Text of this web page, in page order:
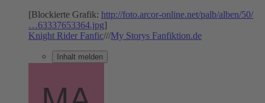
[Blockierte Grafik: http://foto.arcor-online.net/palb/alben/50/
…63337653364.jpg]
Knight Rider Fanfic///My Storys Fanfiktion.de
Inhalt melden